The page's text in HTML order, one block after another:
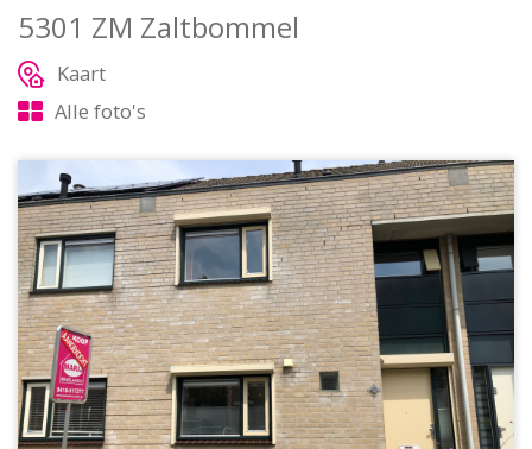
5301 ZM Zaltbommel
Kaart
Alle foto's